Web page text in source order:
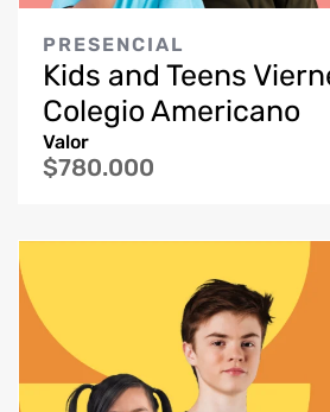
PRESENCIAL
Kids and Teens
Colegio Americano
Valor
$780.000